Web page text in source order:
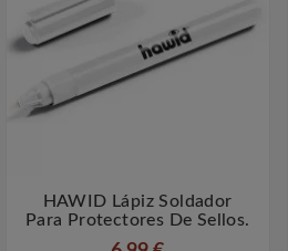
 
HAWID Lápiz Soldador
Para Protectores De Sellos.